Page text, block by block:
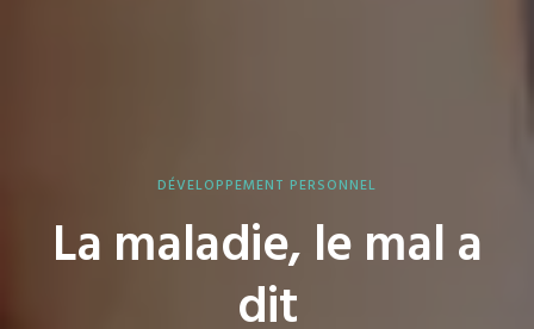
DÉVELOPPEMENT PERSONNEL
La maladie, le mal a
dit